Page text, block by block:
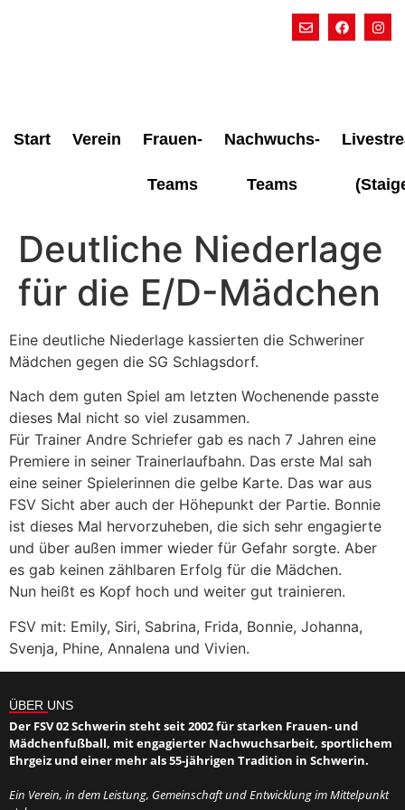
Start Verein Frauen-
Teams
Nachwuchs-
Teams
Deutliche Niederlage
für die E/D-Mädchen
Eine deutliche Niederlage kassierten die Schweriner
Mädchen gegen die SG Schlagsdorf.
Nach dem guten Spiel am letzten Wochenende passte
dieses Mal nicht so viel zusammen.
Für Trainer Andre Schriefer gab es nach 7 Jahren eine
Premiere in seiner Trainerlaufbahn. Das erste Mal sah
eine seiner Spielerinnen die gelbe Karte. Das war aus
FSV Sicht aber auch der Höhepunkt der Partie. Bonnie
ist dieses Mal hervorzuheben, die sich sehr engagierte
und über außen immer wieder für Gefahr sorgte. Aber
es gab keinen zählbaren Erfolg für die Mädchen.
Nun heißt es Kopf hoch und weiter gut trainieren.
FSV mit: Emily, Siri, Sabrina, Frida, Bonnie, Johanna,
Svenja, Phine, Annalena und Vivien.
ÜBER UNS
Der FSV 02 Schwerin steht seit 2002 für starken Frauen- und
Mädchenfußball, mit engagierter Nachwuchsarbeit, sportlichem
Ehrgeiz und einer mehr als 55-jährigen Tradition in Schwerin.
Ein Verein, in dem Leistung, Gemeinschaft und Entwicklung im Mittelpunkt